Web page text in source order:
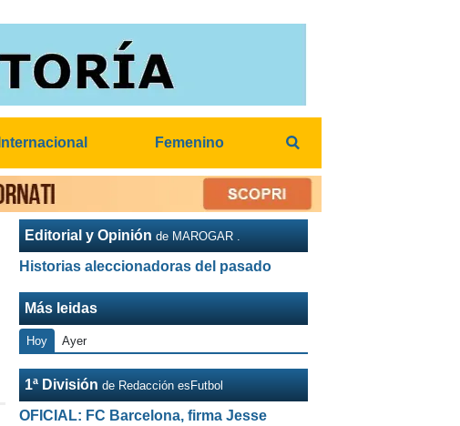
Internacional Femenino
Editorial y Opinión de MAROGAR .
Historias aleccionadoras del pasado
Más leidas
Hoy Ayer
1ª División de Redacción esFutbol
OFICIAL: FC Barcelona, firma Jesse